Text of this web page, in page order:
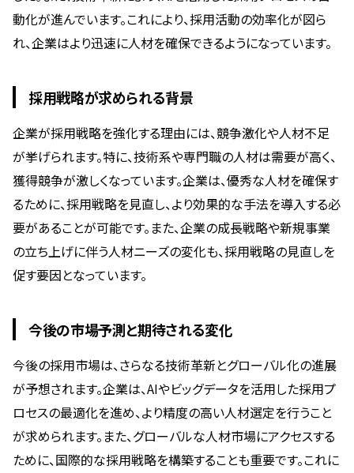
動化が進んでいます。これにより、採用活動の効率化が図ら
れ、企業はより迅速に人材を確保できるようになっています。
採用戦略が求められる背景
企業が採用戦略を強化する理由には、競争激化や人材不足
が挙げられます。特に、技術系や専門職の人材は需要が高く、
獲得競争が激しくなっています。企業は、優秀な人材を確保す
るために、採用戦略を見直し、より効果的な手法を導入する必
要があることが可能です。また、企業の成長戦略や新規事業
の立ち上げに伴う人材ニーズの変化も、採用戦略の見直しを
促す要因となっています。
今後の市場予測と期待される変化
今後の採用市場は、さらなる技術革新とグローバル化の進展
が予想されます。企業は、AIやビッグデータを活用した採用プ
ロセスの最適化を進め、より精度の高い人材選定を行うこと
が求められます。また、グローバルな人材市場にアクセスする
ために、国際的な採用戦略を構築することも重要です。これに